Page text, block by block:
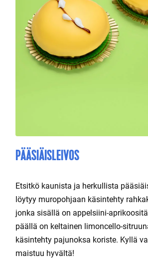
PÄÄSIÄISLEIVOS
Etsitkö kaunista ja herkullista
löytyy muropohjaan käsintehty
jonka sisällä on appelsiini-
päällä on keltainen limoncello-
käsintehty pajunoksa koriste. Kyllä
maistuu hyvältä!